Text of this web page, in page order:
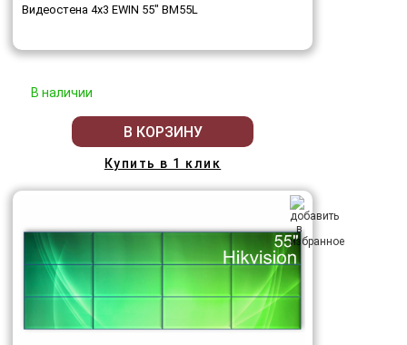
Видеостена 4x3 EWIN 55" BM55L
В наличии
В КОРЗИНУ
Купить в 1 клик